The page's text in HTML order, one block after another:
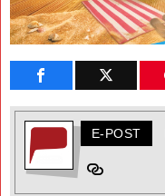
E-POST